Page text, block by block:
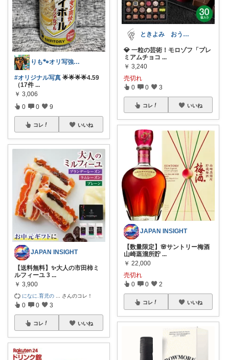
りも🐾オリ写強化中📸経由購入♥感謝
#オリジナル写真 🌟🌟🌟🌟4.59
（17件 ...
￥ 3,006
0 0 9
コレ いいね
JAPAN INSIGHT
【送料無料】✨大人の市田柿ミ
ルフィーユ 3 ...
￥ 3,900
になに.育児の さんのコレ！
0 0 3
コレ いいね
ときよみ おうち時間を愛する暮らし ☕
💎 一粒の芸術！モロゾフ「プレ
ミアムチョコ ...
￥ 3,240
売切れ
0 0 3
コレ いいね
JAPAN INSIGHT
【数量限定】🌸サントリー梅酒
山崎蒸溜所貯 ...
￥ 22,000
売切れ
0 0 2
コレ いいね